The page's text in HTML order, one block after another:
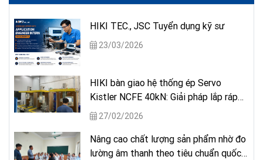
HIKI TEC., JSC Tuyển dụng kỹ sư
23/03/2026
HIKI bàn giao hệ thống ép Servo
Kistler NCFE 40kN: Giải pháp lắp ráp
chính xác mang thương hiệu Đức.
27/02/2026
Nâng cao chất lượng sản phẩm nhờ đo
lường âm thanh theo tiêu chuẩn quốc